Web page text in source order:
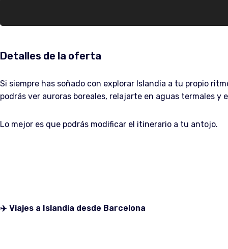
Detalles de la oferta
Si siempre has soñado con explorar Islandia a tu propio
podrás ver auroras boreales, relajarte en aguas termales
Lo mejor es que podrás modificar el itinerario a tu antojo.
✈️ Viajes a Islandia desde Barcelona